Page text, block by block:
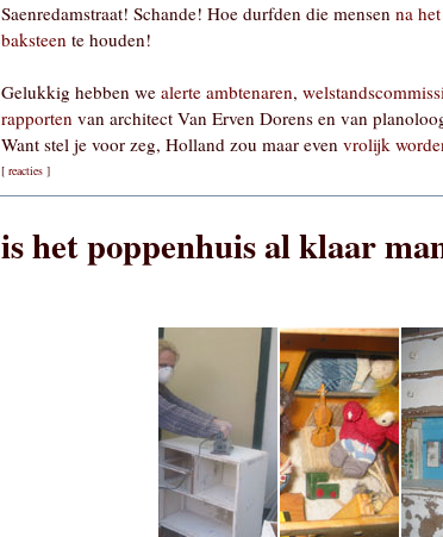
Saenredamstraat! Schande! Hoe durfden die mensen na
baksteen te houden!
Gelukkig hebben we alerte ambtenaren,
rapporten van architect Van Erven Dorens en van
Want stel je voor zeg, Holland zou maar even vrolijk
[ reacties ]
is het poppenhuis al klaar